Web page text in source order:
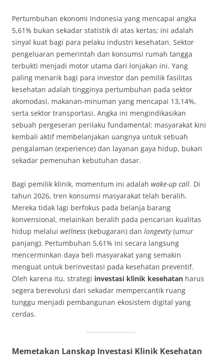
Pertumbuhan ekonomi Indonesia yang mencapai angka
5,61% bukan sekadar statistik di atas kertas; ini adalah
sinyal kuat bagi para pelaku industri kesehatan. Sektor
pengeluaran pemerintah dan konsumsi rumah tangga
terbukti menjadi motor utama dari lonjakan ini. Yang
paling menarik bagi para investor dan pemilik fasilitas
kesehatan adalah tingginya pertumbuhan pada sektor
akomodasi, makanan-minuman yang mencapai 13,14%,
serta sektor transportasi. Angka ini mengindikasikan
sebuah pergeseran perilaku fundamental: masyarakat kini
kembali aktif membelanjakan uangnya untuk sebuah
pengalaman (experience) dan layanan gaya hidup, bukan
sekadar pemenuhan kebutuhan dasar.
Bagi pemilik klinik, momentum ini adalah wake-up call. Di
tahun 2026, tren konsumsi masyarakat telah beralih.
Mereka tidak lagi berfokus pada belanja barang
konvensional, melainkan beralih pada pencarian kualitas
hidup melalui wellness (kebugaran) dan longevity(umur
panjang). Pertumbuhan 5,61% ini secara langsung
mencerminkan daya beli masyarakat yang semakin
menguat untuk berinvestasi pada kesehatan preventif.
Oleh karena itu, strategi investasi klinik kesehatan harus
segera berevolusi dari sekadar mempercantik ruang
tunggu menjadi pembangunan ekosistem digital yang
cerdas.
Memetakan Lanskap Investasi Klinik Kesehatan